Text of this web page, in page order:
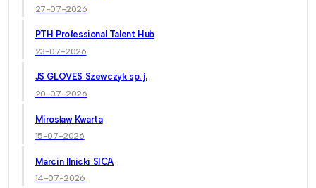
27-07-2026
PTH Professional Talent Hub
23-07-2026
JS GLOVES Szewczyk sp. j.
20-07-2026
Mirosław Kwarta
15-07-2026
Marcin Ilnicki SICA
14-07-2026